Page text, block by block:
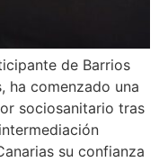
de Barrios
ha comenzado una
sociosanitario tras
su confianza